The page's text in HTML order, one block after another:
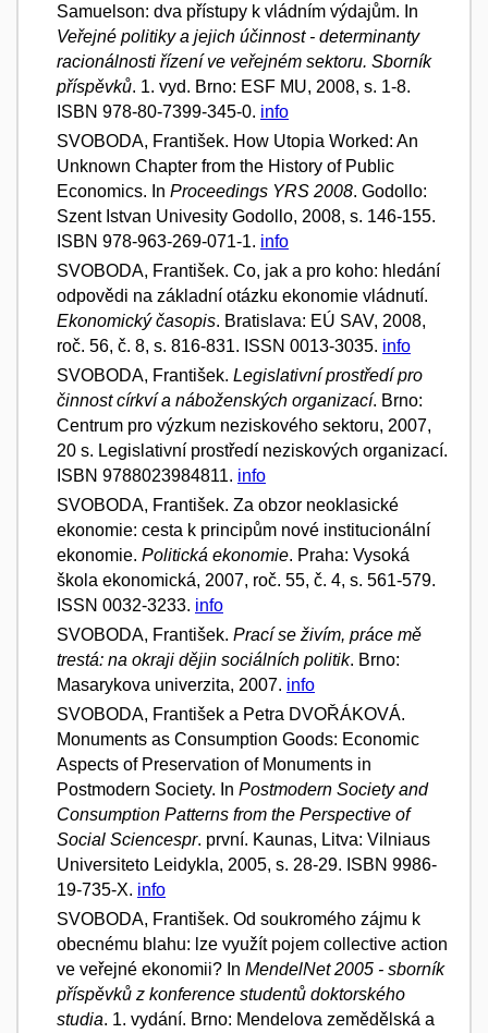
Samuelson: dva přístupy k vládním výdajům. In
Veřejné politiky a jejich účinnost - determinanty
racionálnosti řízení ve veřejném sektoru. Sborník
příspěvků. 1. vyd. Brno: ESF MU, 2008, s. 1-8.
ISBN 978-80-7399-345-0. info
SVOBODA, František. How Utopia Worked: An
Unknown Chapter from the History of Public
Economics. In Proceedings YRS 2008. Godollo:
Szent Istvan Univesity Godollo, 2008, s. 146-155.
ISBN 978-963-269-071-1. info
SVOBODA, František. Co, jak a pro koho: hledání
odpovědi na základní otázku ekonomie vládnutí.
Ekonomický časopis. Bratislava: EÚ SAV, 2008,
roč. 56, č. 8, s. 816-831. ISSN 0013-3035. info
SVOBODA, František. Legislativní prostředí pro
činnost církví a náboženských organizací. Brno:
Centrum pro výzkum neziskového sektoru, 2007,
20 s. Legislativní prostředí neziskových organizací.
ISBN 9788023984811. info
SVOBODA, František. Za obzor neoklasické
ekonomie: cesta k principům nové institucionální
ekonomie. Politická ekonomie. Praha: Vysoká
škola ekonomická, 2007, roč. 55, č. 4, s. 561-579.
ISSN 0032-3233. info
SVOBODA, František. Prací se živím, práce mě
trestá: na okraji dějin sociálních politik. Brno:
Masarykova univerzita, 2007. info
SVOBODA, František a Petra DVOŘÁKOVÁ.
Monuments as Consumption Goods: Economic
Aspects of Preservation of Monuments in
Postmodern Society. In Postmodern Society and
Consumption Patterns from the Perspective of
Social Sciencespr. první. Kaunas, Litva: Vilniaus
Universiteto Leidykla, 2005, s. 28-29. ISBN 9986-
19-735-X. info
SVOBODA, František. Od soukromého zájmu k
obecnému blahu: lze využít pojem collective action
ve veřejné ekonomii? In MendelNet 2005 - sborník
příspěvků z konference studentů doktorského
studia. 1. vydání. Brno: Mendelova zemědělská a